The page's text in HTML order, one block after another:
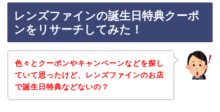
レンズファインの誕生日特典クーポ
ンをリサーチしてみた！
色々とクーポンやキャンペーンなどを探し
ていて思ったけど、レンズファインのお店
で誕生日特典などないの？